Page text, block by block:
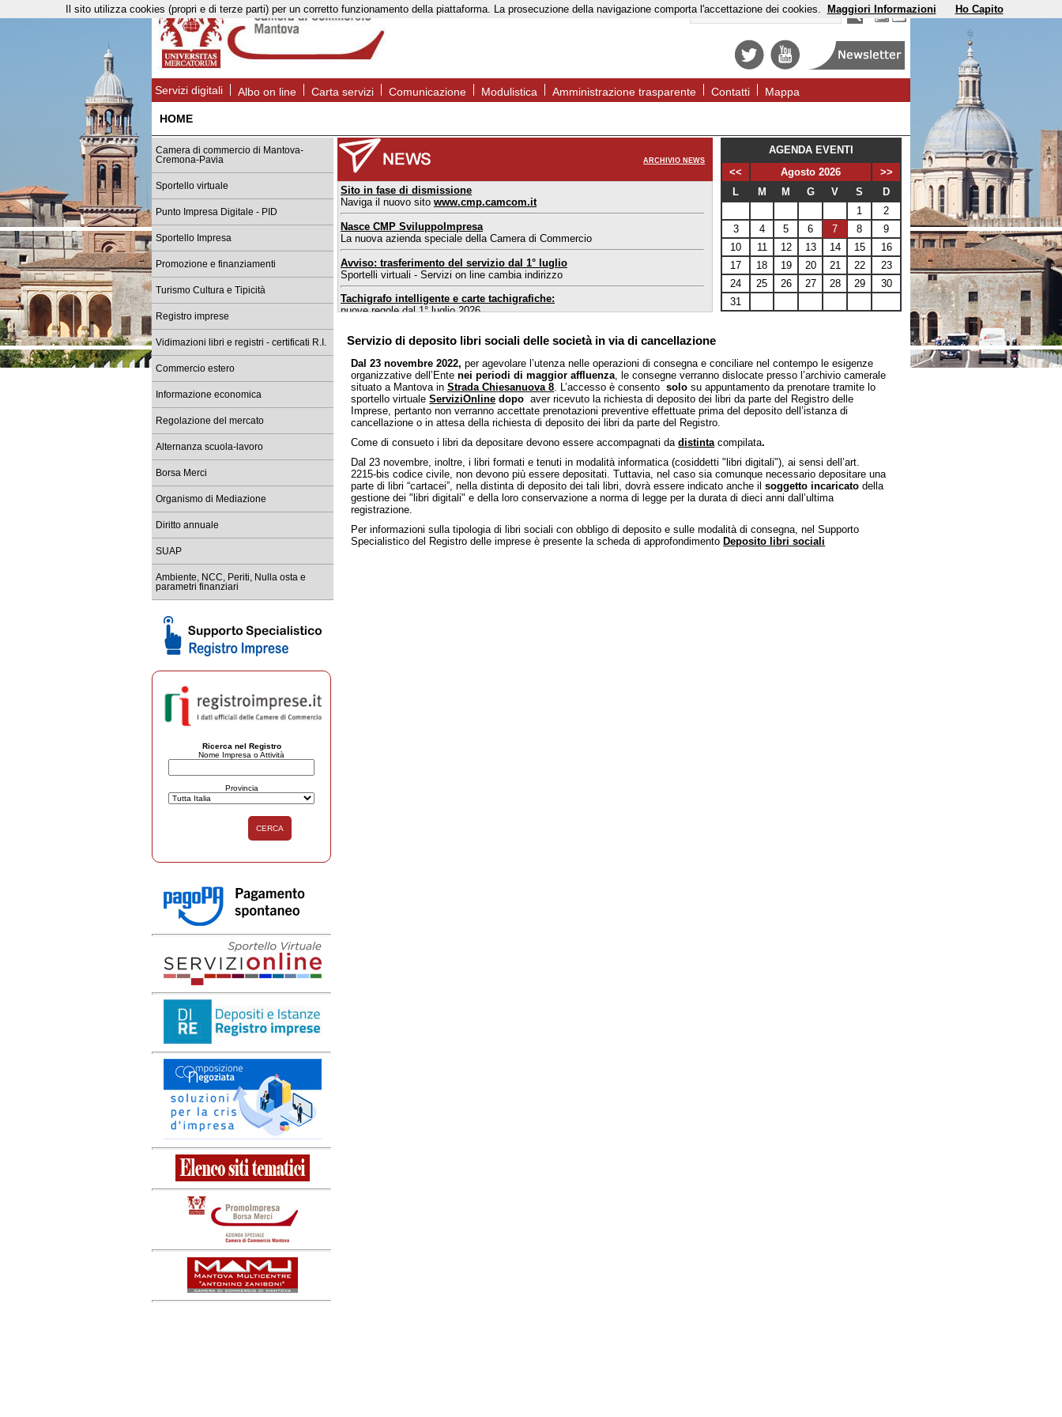
Servizi digitali Albo on line Carta servizi Comunicazione Modulistica Amministrazione trasparente Contatti Mappa
HOME
Camera di commercio di Mantova-
Cremona-Pavia
Sportello virtuale
Punto Impresa Digitale - PID
Sportello Impresa
Promozione e finanziamenti
Turismo Cultura e Tipicità
Registro imprese
Vidimazioni libri e registri - certificati R.I.
Commercio estero
Informazione economica
Regolazione del mercato
Alternanza scuola-lavoro
Borsa Merci
Organismo di Mediazione
Diritto annuale
SUAP
Ambiente, NCC, Periti, Nulla osta e
parametri finanziari
Ricerca nel Registro
Nome Impresa o Attività
Provincia
CERCA
ARCHIVIO NEWS
Sito in fase di dismissione
Naviga il nuovo sito www.cmp.camcom.it
Nasce CMP SviluppoImpresa
La nuova azienda speciale della Camera di Commercio
Avviso: trasferimento del servizio dal 1° luglio
Sportelli virtuali - Servizi on line cambia indirizzo
Tachigrafo intelligente e carte tachigrafiche:
nuove regole dal 1° luglio 2026
Sportello estero Mantova: nuove modalità di accesso
dal 1° maggio 2026 accesso consentito solo su appuntamento
Registro Imprese sede di Mantova: rallentamenti nei
tempi di lavorazione delle pratiche
Bandi e contributi per le imprese
Scopri i bandi della Camera di commercio per le imprese del territorio
Comunicati stampa ed eventi
Resta informato sulle iniziative della Camera di CR-MN-PV
Scopri l'ultimo numero di Unioncamere Economia & Imprese:
leggilo su PC, tablet o smartphone!
AGENDA EVENTI
<<
Agosto 2026
>>
L
M M G V S
D
1
2
3
4 5 6 7 8
9
10
11 12 13 14 15
16
17
18 19 20 21 22
23
24
25 26 27 28 29
30
31
Servizio di deposito libri sociali delle società in via di cancellazione
Dal23 novembre 2022,per agevolare l’utenza nelle operazioni di consegna e conciliare nel contempo le esigenze
organizzative dell’Entenei periodi di maggior affluenza, le consegne verranno dislocate presso l’archivio camerale
situato a Mantova inStrada Chiesanuova 8. L’accesso è consentosolo su appuntamento da prenotare tramite lo
sportello virtualeServiziOnline dopo aver ricevuto la richiesta di deposito dei libri da parte del Registro delle
Imprese, pertanto non verranno accettate prenotazioni preventive effettuate prima del deposito dell’istanza di
cancellazione o in attesa della richiesta di deposito dei libri da parte del Registro.
Come di consueto i libri da depositare devono essere accompagnati dadistinta compilata.
Dal 23 novembre, inoltre, i libri formati e tenuti in modalità informatica (cosiddetti "libri digitali"), ai sensi dell’art.
2215-bis codice civile, non devono più essere depositati. Tuttavia, nel caso sia comunque necessario depositare una
parte di libri “cartacei”, nella distinta di deposito dei tali libri, dovrà essere indicato anche il soggetto incaricatodella
gestione dei "libri digitali" e della loro conservazione a norma di legge per la durata di dieci anni dall’ultima
registrazione.
Per informazioni sulla tipologia di libri sociali con obbligo di deposito e sulle modalità di consegna, nel Supporto
Specialistico del Registro delle imprese è presente la scheda di approfondimento Deposito libri sociali
Il sito utilizza cookies (propri e di terze parti) per un corretto funzionamento della piattaforma. La prosecuzione della navigazione comporta l'accettazione dei cookies. Maggiori Informazioni Ho Capito